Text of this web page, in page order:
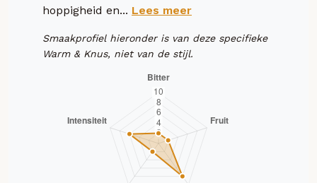
hoppigheid en... Lees meer
Smaakprofiel hieronder is van deze specifieke
Warm & Knus, niet van de stijl.